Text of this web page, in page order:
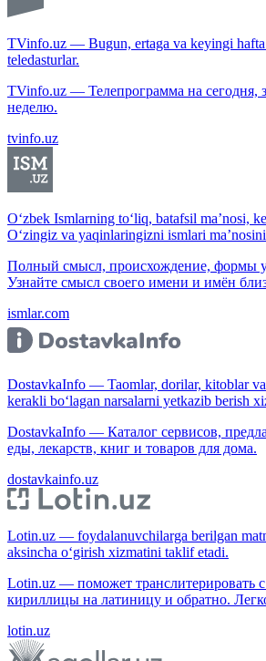
TVinfo.uz — Bugun, ertaga va keyingi hafta
teledasturlar.
TVinfo.uz — Телепрограмма на сегодня,
неделю.
tvinfo.uz
O‘zbek Ismlarning to‘liq, batafsil ma’nosi,
O‘zingiz va yaqinlaringizni ismlari
Полный смысл, происхождение, формы
Узнайте смысл своего имени и имён
ismlar.com
DostavkaInfo — Taomlar, dorilar, kitoblar
kerakli bo‘lagan narsalarni yetkazib berish
DostavkaInfo — Каталог сервисов,
еды, лекарств, книг и товаров для дома.
dostavkainfo.uz
Lotin.uz — foydalanuvchilarga berilgan
aksincha o‘girish xizmatini taklif etadi.
Lotin.uz — поможет транслитерировать с
кириллицы на латиницу и обратно.
lotin.uz